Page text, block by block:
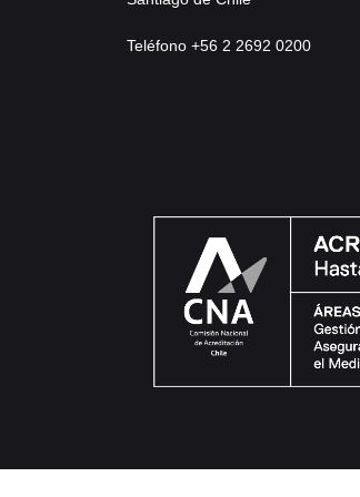
Teléfono +56 2 2692 0200